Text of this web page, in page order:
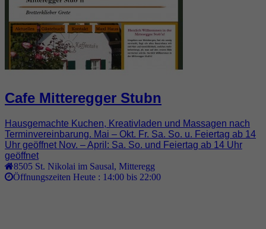
Cafe Mitteregger Stubn
Hausgemachte Kuchen, Kreativladen und Massagen nach
Terminvereinbarung. Mai – Okt. Fr. Sa. So. u. Feiertag ab 14
Uhr geöffnet Nov. – April: Sa. So. und Feiertag ab 14 Uhr
geöffnet
8505 St. Nikolai im Sausal Mitteregg
Öffnungszeiten Heute : 14:00 bis 22:00